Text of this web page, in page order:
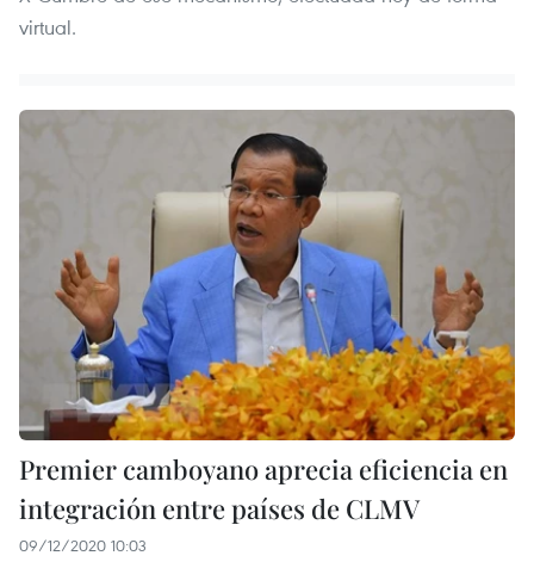
virtual.
Premier camboyano aprecia eficiencia en
integración entre países de CLMV
09/12/2020 10:03